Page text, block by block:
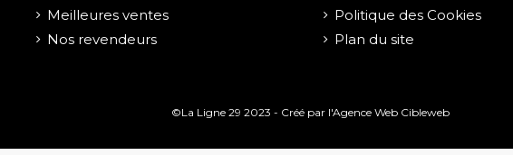
Meilleures ventes
Nos revendeurs
Politique des Cookies
Plan du site
©La Ligne 29 2023 - Créé par l'Agence Web Cibleweb